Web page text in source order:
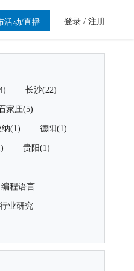
活动/直播 登录 / 注册
长沙(22)
家庄(5)
(1) 德阳(1)
贵阳(1)
编程语言
行业研究